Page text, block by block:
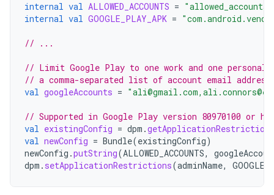
internal val ALLOWED_ACCOUNTS = "allowed_accounts"
internal val GOOGLE_PLAY_APK =
// ...
// Limit Google Play to one work and one personal
// a comma-separated list of account email
val googleAccounts =
// Supported in Google Play version 80970100 or
val existingConfig = dpm .getApplicationRestrictions
val newConfig = Bundle(existingConfig)
newConfig .putString(ALLOWED_ACCOUNTS,
dpm . setApplicationRestrictions(adminName,